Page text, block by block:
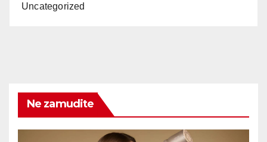
Uncategorized
Ne zamudite